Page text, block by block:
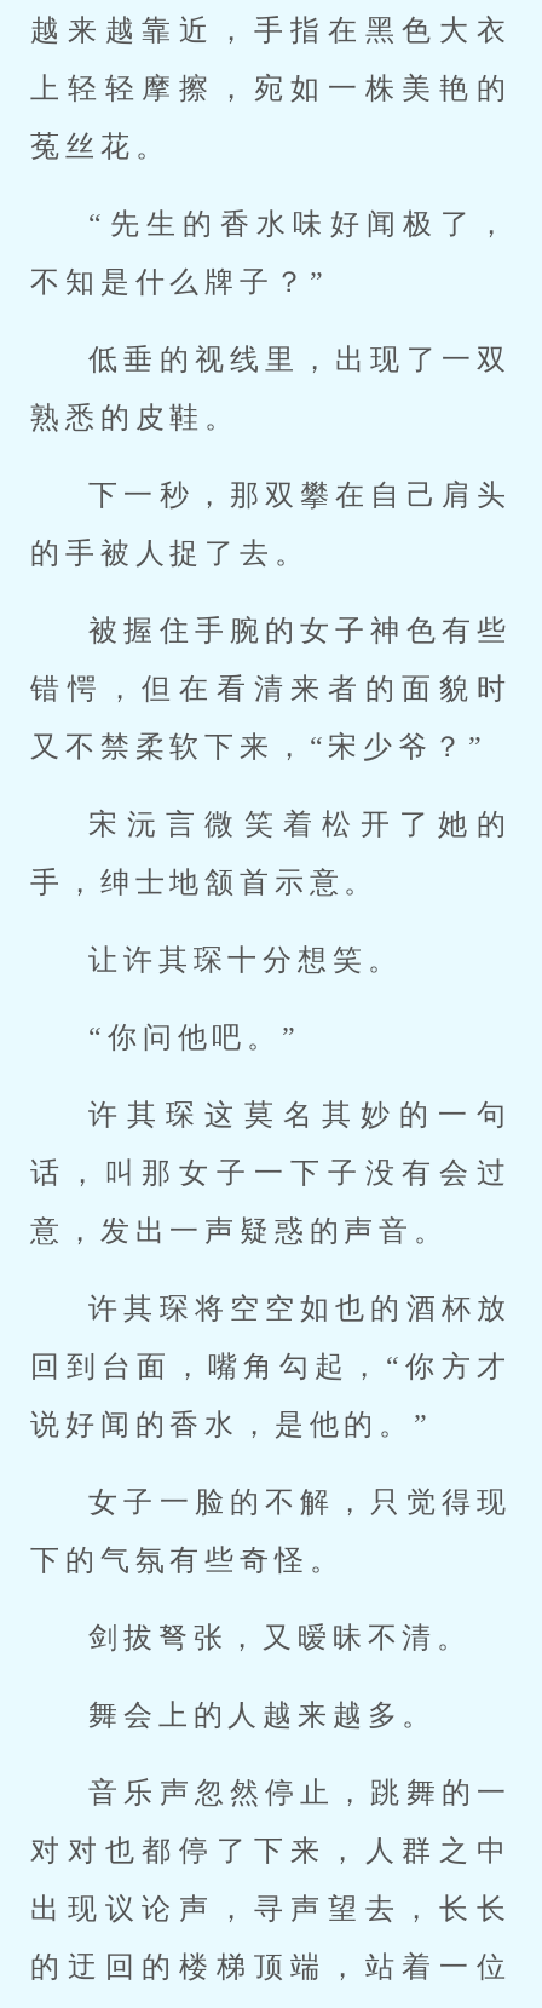
越来越靠近，手指在黑色大衣
上轻轻摩擦，宛如一株美艳的
菟丝花。
“先生的香水味好闻极了，
不知是什么牌子？”
低垂的视线里，出现了一双
熟悉的皮鞋。
下一秒，那双攀在自己肩头
的手被人捉了去。
被握住手腕的女子神色有些
错愕，但在看清来者的面貌时
又不禁柔软下来，“宋少爷？”
宋沅言微笑着松开了她的
手，绅士地颔首示意。
让许其琛十分想笑。
“你问他吧。”
许其琛这莫名其妙的一句
话，叫那女子一下子没有会过
意，发出一声疑惑的声音。
许其琛将空空如也的酒杯放
回到台面，嘴角勾起，“你方才
说好闻的香水，是他的。”
女子一脸的不解，只觉得现
下的气氛有些奇怪。
剑拔弩张，又暧昧不清。
舞会上的人越来越多。
音乐声忽然停止，跳舞的一
对对也都停了下来，人群之中
出现议论声，寻声望去，长长
的迂回的楼梯顶端，站着一位